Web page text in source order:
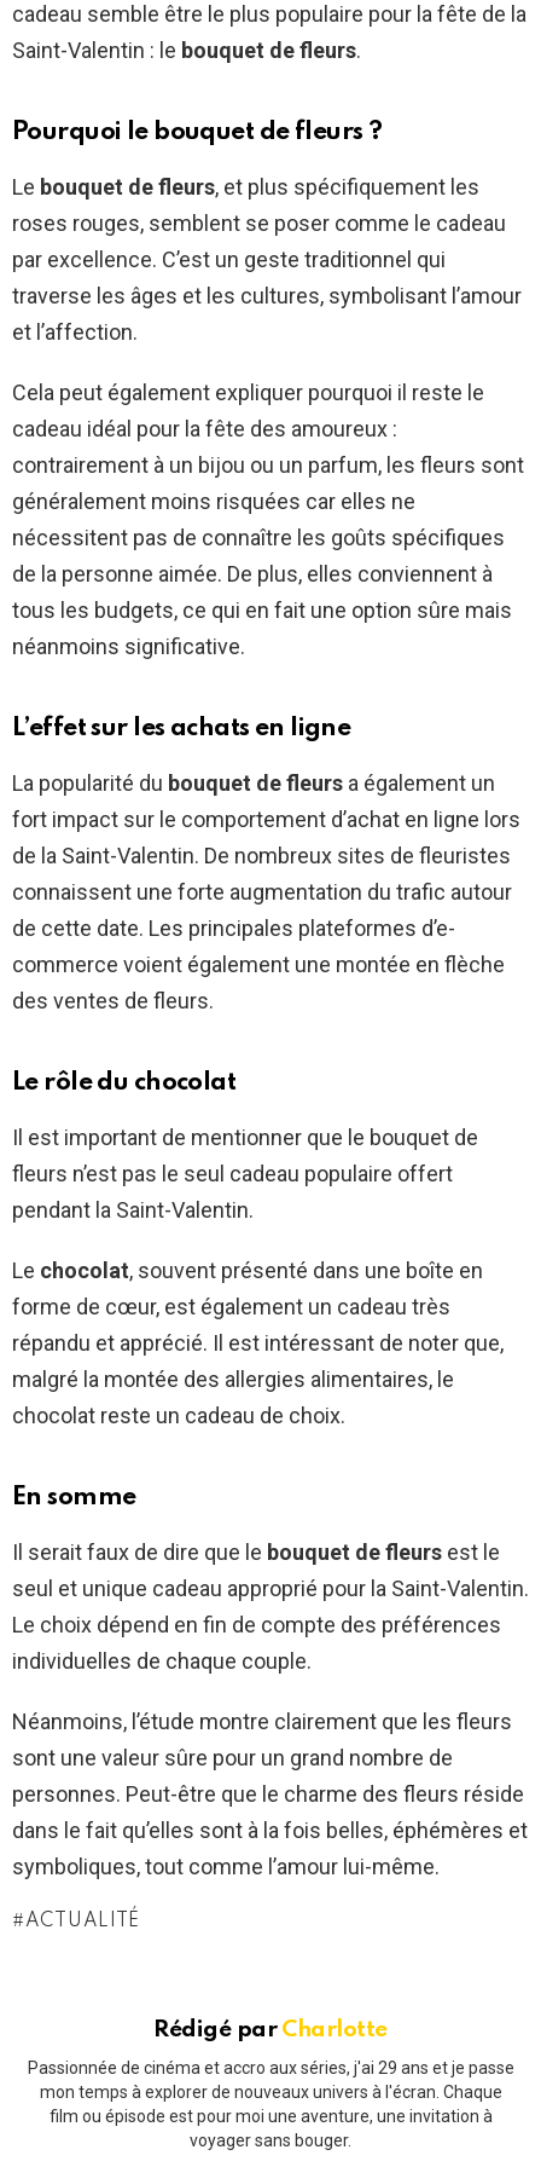
cadeau semble être le plus populaire pour la fête de la
Saint-Valentin : le bouquet de fleurs.
Pourquoi le bouquet de fleurs ?
Le bouquet de fleurs, et plus spécifiquement les
roses rouges, semblent se poser comme le cadeau
par excellence. C’est un geste traditionnel qui
traverse les âges et les cultures, symbolisant l’amour
et l’affection.
Cela peut également expliquer pourquoi il reste le
cadeau idéal pour la fête des amoureux :
contrairement à un bijou ou un parfum, les fleurs sont
généralement moins risquées car elles ne
nécessitent pas de connaître les goûts spécifiques
de la personne aimée. De plus, elles conviennent à
tous les budgets, ce qui en fait une option sûre mais
néanmoins significative.
L’effet sur les achats en ligne
La popularité du bouquet de fleurs a également un
fort impact sur le comportement d’achat en ligne lors
de la Saint-Valentin. De nombreux sites de fleuristes
connaissent une forte augmentation du trafic autour
de cette date. Les principales plateformes d’e-
commerce voient également une montée en flèche
des ventes de fleurs.
Le rôle du chocolat
Il est important de mentionner que le bouquet de
fleurs n’est pas le seul cadeau populaire offert
pendant la Saint-Valentin.
Le chocolat, souvent présenté dans une boîte en
forme de cœur, est également un cadeau très
répandu et apprécié. Il est intéressant de noter que,
malgré la montée des allergies alimentaires, le
chocolat reste un cadeau de choix.
En somme
Il serait faux de dire que le bouquet de fleurs est le
seul et unique cadeau approprié pour la Saint-Valentin.
Le choix dépend en fin de compte des préférences
individuelles de chaque couple.
Néanmoins, l’étude montre clairement que les fleurs
sont une valeur sûre pour un grand nombre de
personnes. Peut-être que le charme des fleurs réside
dans le fait qu’elles sont à la fois belles, éphémères et
symboliques, tout comme l’amour lui-même.
ACTUALITÉ
Rédigé par Charlotte
Passionnée de cinéma et accro aux séries, j'ai 29 ans et je passe
mon temps à explorer de nouveaux univers à l'écran. Chaque
film ou épisode est pour moi une aventure, une invitation à
voyager sans bouger.